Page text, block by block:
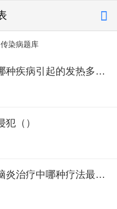

传染病题库
[单选,A2型题,A1/A2型题] 下列哪种疾病引起的发热多不伴寒战（）
（）
[单选,A2型题,A1/A2型题] 乙型脑炎治疗中哪种疗法最重要（）